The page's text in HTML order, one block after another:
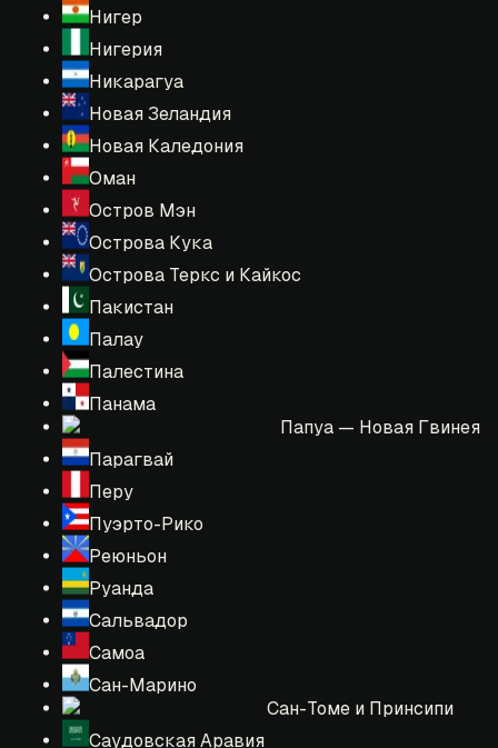
Нигер
Нигерия
Никарагуа
Новая Зеландия
Новая Каледония
Оман
Остров Мэн
Острова Кука
Острова Теркс и Кайкос
Пакистан
Палау
Палестина
Панама
Папуа — Новая Гвинея
Парагвай
Перу
Пуэрто-Рико
Реюньон
Руанда
Сальвадор
Самоа
Сан-Марино
Сан-Томе и Принсипи
Саудовская Аравия